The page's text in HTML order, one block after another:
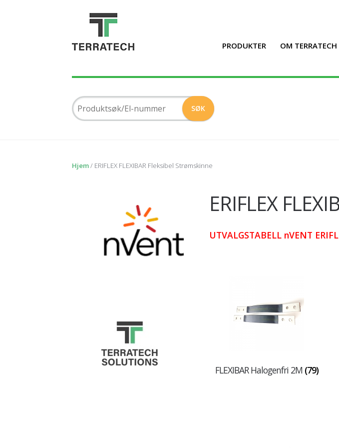
PRODUKTER OM TERRATECH
Hjem/ ERIFLEX FLEXIBAR Fleksibel Strømskinne
ERIFLEX
UTVALGSTABELL nVENT
FLEXIBAR Halogenfri 2M (79)